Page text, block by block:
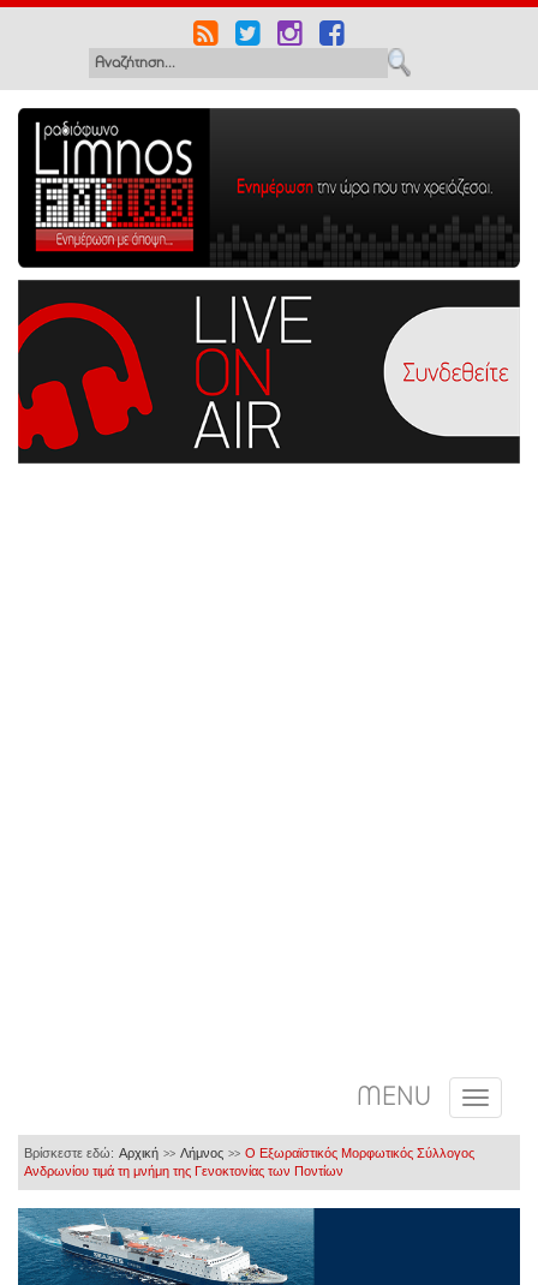
MENU
Βρίσκεστε εδώ: Αρχική >> Λήμνος >> Ο Εξωραϊστικός Μορφωτικός Σύλλογος
Ανδρωνίου τιμά τη μνήμη της Γενοκτονίας των Ποντίων